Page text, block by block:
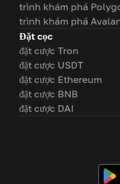
trình khám phá
trình khám phá
Đặt cọc
đặt cược Tron
đặt cược USDT
đặt cược Ethereum
đặt cược BNB
đặt cược DAI